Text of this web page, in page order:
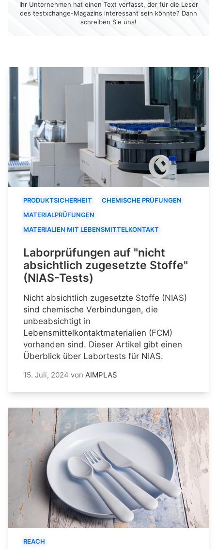
Ihr Unternehmen hat einen Text verfasst, der für die Leser
des testxchange-Magazins interessant sein könnte? Dann
schreiben Sie uns!
PRODUKTSICHERHEIT
CHEMISCHE PRÜFUNGEN
MATERIALPRÜFUNGEN
MATERIALIEN MIT LEBENSMITTELKONTAKT
Laborprüfungen auf "nicht
absichtlich zugesetzte Stoffe"
(NIAS-Tests)
Nicht absichtlich zugesetzte Stoffe (NIAS)
sind chemische Verbindungen, die
unbeabsichtigt in
Lebensmittelkontaktmaterialien (FCM)
vorhanden sind. Dieser Artikel gibt einen
Überblick über Labortests für NIAS.
15. Juli, 2024 von AIMPLAS
REACH